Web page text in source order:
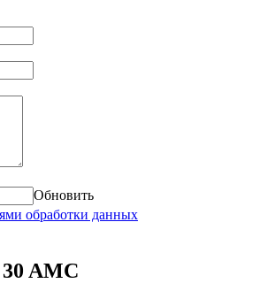
Обновить
обработки данных
AMC